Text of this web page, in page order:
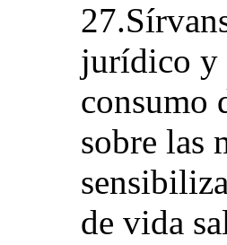
jurídico y
consumo
sobre las
de vida